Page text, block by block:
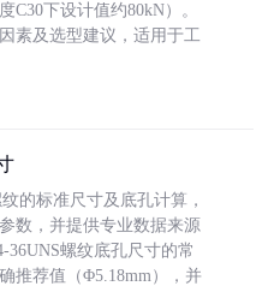
C30下设计值约80kN）。
素及选型建议，适用于工
的标准尺寸及底孔计算，
数，并提供专业数据来源
36UNS螺纹底孔尺寸的常
推荐值（Φ5.18mm），并